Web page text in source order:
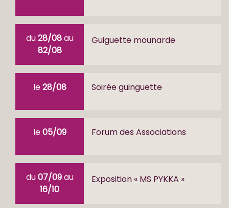
du28/08au
82/08
Guiguette mounarde
le28/08 Soirée guinguette
le05/09 Forum des Associations
du07/09au
16/10
Exposition « MS PYKKA »